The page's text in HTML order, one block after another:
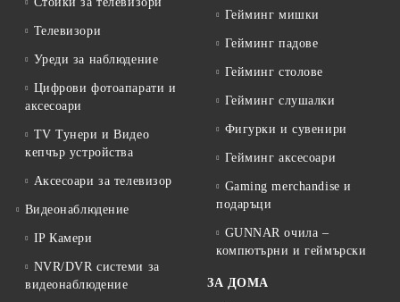
Телевизори
Уреди за наблюдение
Цифрови фотоапарати и
аксесоари
TV Тунери и Видео
кепчър устройства
Аксесоари за телевизор
Видеонаблюдение
IP Камери
NVR/DVR системи за
видеонаблюдение
Гейминг мишки
Гейминг падове
Гейминг столове
Гейминг слушалки
Фигурки и сувенири
Гейминг аксесоари
Gaming merchandise и
подаръци
GUNNAR очила –
компютърни и геймърски
ЗА ДОМА